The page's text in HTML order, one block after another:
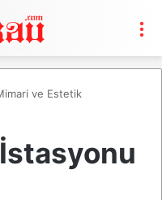
ve Estetik